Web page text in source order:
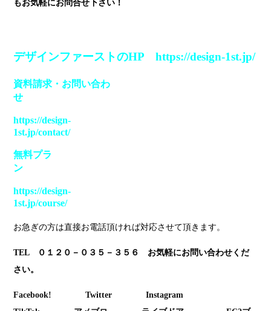
もお気軽にお問合せ下さい！
デザインファーストのHP https://design-1st.jp/
資料請求・お問い合わ
せ
https://design-
1st.jp/contact/
無料プラ
ン
https://design-
1st.jp/course/
お急ぎの方は直接お電話頂ければ対応させて頂きます。
TEL ０１２０－０３５－３５６ お気軽にお問い合わせくだ
さい。
Facebook! Twitter
Instagram